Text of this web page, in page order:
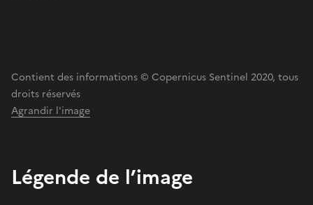
Contient des informations © Copernicus Sentinel 2020, tous
droits réservés
Agrandir l'image
Légende de l’image